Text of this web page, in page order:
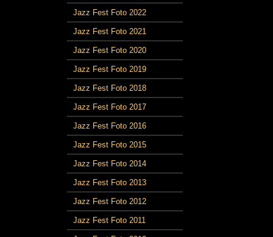
Jazz Fest Foto 2022
Jazz Fest Foto 2021
Jazz Fest Foto 2020
Jazz Fest Foto 2019
Jazz Fest Foto 2018
Jazz Fest Foto 2017
Jazz Fest Foto 2016
Jazz Fest Foto 2015
Jazz Fest Foto 2014
Jazz Fest Foto 2013
Jazz Fest Foto 2012
Jazz Fest Foto 2011